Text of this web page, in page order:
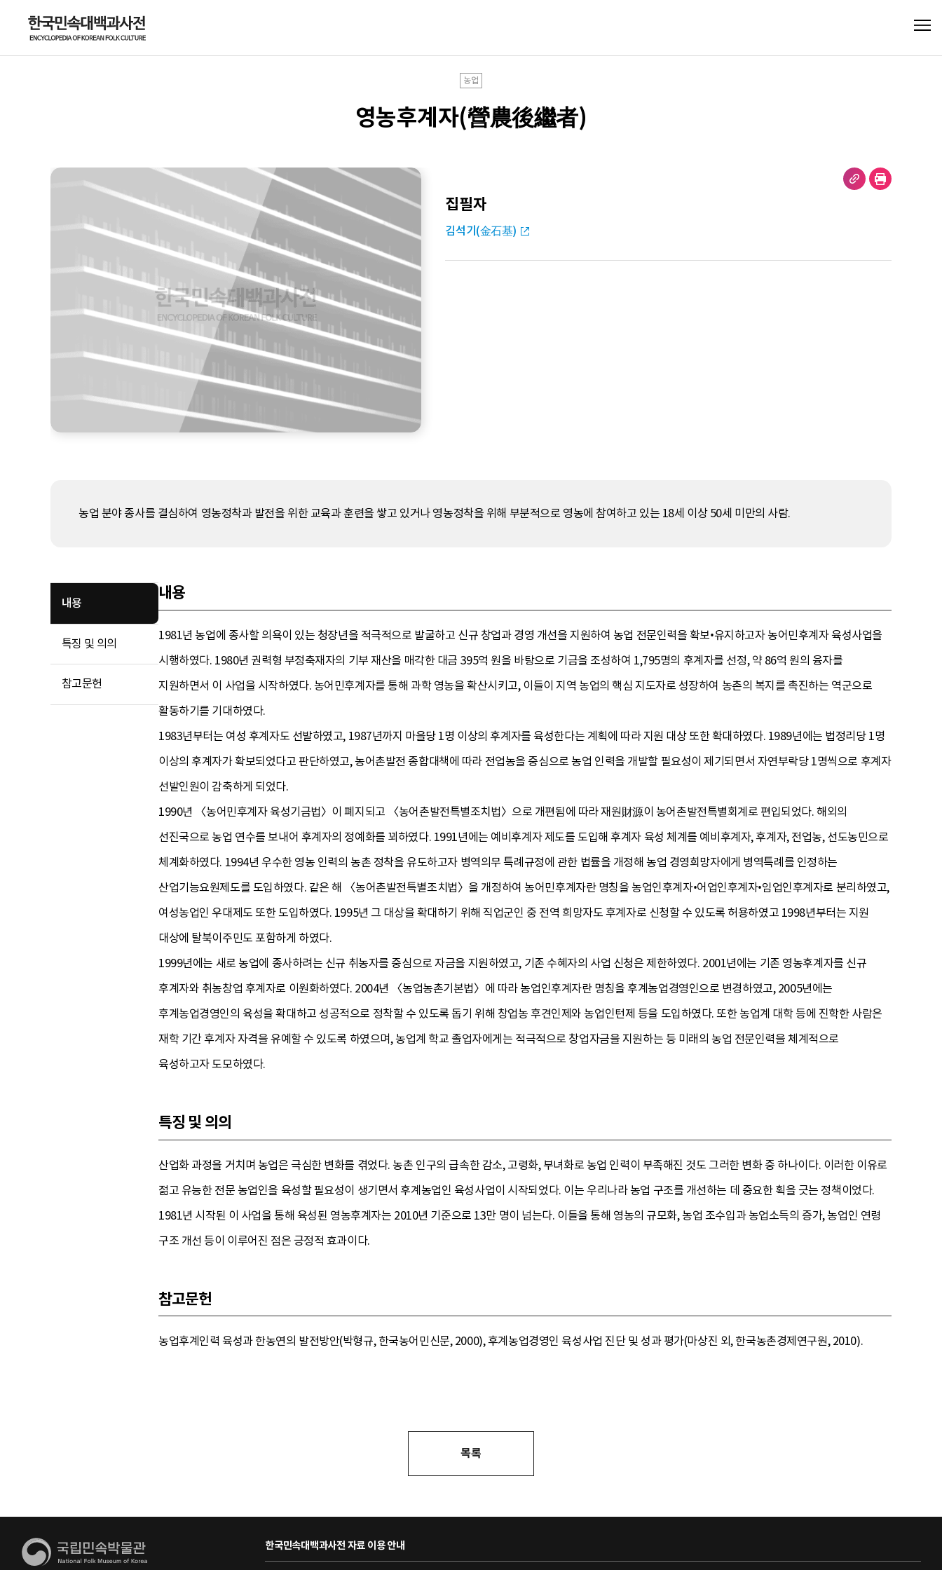
농업
영농후계자(營農後繼者)
집필자
김석기(金石基)
농업 분야 종사를 결심하여 영농정착과 발전을 위한 교육과 훈련을 쌓고 있거나 영농정착을 위해 부분적으로 영농에 참여하고 있는 18세 이상 50세 미만의 사람.
내용
특징 및 의의
참고문헌
내용
1981년 농업에 종사할 의욕이 있는 청장년을 적극적으로 발굴하고 신규 창업과 경영 개선을 지원하여 농업 전문인력을 확보•유지하고자 농어민후계자 육성사업을
시행하였다. 1980년 권력형 부정축재자의 기부 재산을 매각한 대금 395억 원을 바탕으로 기금을 조성하여 1,795명의 후계자를 선정, 약 86억 원의 융자를
지원하면서 이 사업을 시작하였다. 농어민후계자를 통해 과학 영농을 확산시키고, 이들이 지역 농업의 핵심 지도자로 성장하여 농촌의 복지를 촉진하는 역군으로
활동하기를 기대하였다.
1983년부터는 여성 후계자도 선발하였고, 1987년까지 마을당 1명 이상의 후계자를 육성한다는 계획에 따라 지원 대상 또한 확대하였다. 1989년에는 법정리당 1명
이상의 후계자가 확보되었다고 판단하였고, 농어촌발전 종합대책에 따라 전업농을 중심으로 농업 인력을 개발할 필요성이 제기되면서 자연부락당 1명씩으로 후계자
선발인원이 감축하게 되었다.
1990년 〈농어민후계자 육성기금법〉이 폐지되고 〈농어촌발전특별조치법〉으로 개편됨에 따라 재원財源이 농어촌발전특별회계로 편입되었다. 해외의
선진국으로 농업 연수를 보내어 후계자의 정예화를 꾀하였다. 1991년에는 예비후계자 제도를 도입해 후계자 육성 체계를 예비후계자, 후계자, 전업농, 선도농민으로
체계화하였다. 1994년 우수한 영농 인력의 농촌 정착을 유도하고자 병역의무 특례규정에 관한 법률을 개정해 농업 경영희망자에게 병역특례를 인정하는
산업기능요원제도를 도입하였다. 같은 해 〈농어촌발전특별조치법〉을 개정하여 농어민후계자란 명칭을 농업인후계자•어업인후계자•임업인후계자로 분리하였고,
여성농업인 우대제도 또한 도입하였다. 1995년 그 대상을 확대하기 위해 직업군인 중 전역 희망자도 후계자로 신청할 수 있도록 허용하였고 1998년부터는 지원
대상에 탈북이주민도 포함하게 하였다.
1999년에는 새로 농업에 종사하려는 신규 취농자를 중심으로 자금을 지원하였고, 기존 수혜자의 사업 신청은 제한하였다. 2001년에는 기존 영농후계자를 신규
후계자와 취농창업 후계자로 이원화하였다. 2004년 〈농업농촌기본법〉에 따라 농업인후계자란 명칭을 후계농업경영인으로 변경하였고, 2005년에는
후계농업경영인의 육성을 확대하고 성공적으로 정착할 수 있도록 돕기 위해 창업농 후견인제와 농업인턴제 등을 도입하였다. 또한 농업계 대학 등에 진학한 사람은
재학 기간 후계자 자격을 유예할 수 있도록 하였으며, 농업계 학교 졸업자에게는 적극적으로 창업자금을 지원하는 등 미래의 농업 전문인력을 체계적으로
육성하고자 도모하였다.
특징 및 의의
산업화 과정을 거치며 농업은 극심한 변화를 겪었다. 농촌 인구의 급속한 감소, 고령화, 부녀화로 농업 인력이 부족해진 것도 그러한 변화 중 하나이다. 이러한 이유로
젊고 유능한 전문 농업인을 육성할 필요성이 생기면서 후계농업인 육성사업이 시작되었다. 이는 우리나라 농업 구조를 개선하는 데 중요한 획을 긋는 정책이었다.
1981년 시작된 이 사업을 통해 육성된 영농후계자는 2010년 기준으로 13만 명이 넘는다. 이들을 통해 영농의 규모화, 농업 조수입과 농업소득의 증가, 농업인 연령
구조 개선 등이 이루어진 점은 긍정적 효과이다.
참고문헌
농업후계인력 육성과 한농연의 발전방안(박형규, 한국농어민신문, 2000), 후계농업경영인 육성사업 진단 및 성과 평가(마상진 외, 한국농촌경제연구원, 2010).
목록
한국민속대백과사전 자료 이용 안내